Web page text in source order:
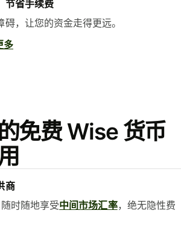
节省手续费
碍，让您的资金走得更远。
多
免费 Wise 货币
商
时随地享受中间市场汇率，绝无隐性费